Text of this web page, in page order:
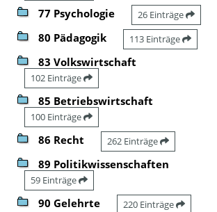
77 Psychologie 26 Einträge
80 Pädagogik 113 Einträge
83 Volkswirtschaft
102 Einträge
85 Betriebswirtschaft
100 Einträge
86 Recht 262 Einträge
89 Politikwissenschaften
59 Einträge
90 Gelehrte 220 Einträge